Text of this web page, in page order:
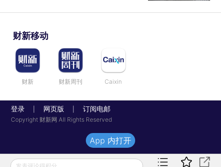
财新移动
财新 财新周刊 Caixin
登录 网页版 订阅电邮
Copyright 财新网 All Rights Reserved
发表评论得积分
App 内打开